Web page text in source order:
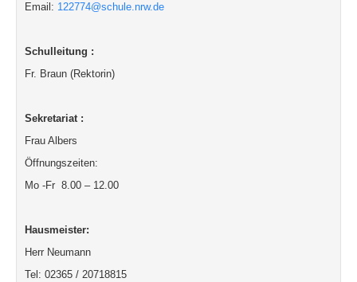
Email: 122774@schule.nrw.de
Schulleitung :
Fr. Braun (Rektorin)
Sekretariat :
Frau Albers
Öffnungszeiten:
Mo -Fr 8.00 – 12.00
Hausmeister:
Herr Neumann
Tel: 02365 / 20718815